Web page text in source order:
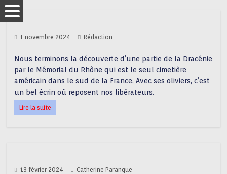
1 novembre 2024 Rédaction
Nous terminons la découverte d’une partie de la Dracénie
par le Mémorial du Rhône qui est le seul cimetière
américain dans le sud de la France. Avec ses oliviers, c’est
un bel écrin où reposent nos libérateurs.
Lire la suite
13 février 2024 Catherine Paranque